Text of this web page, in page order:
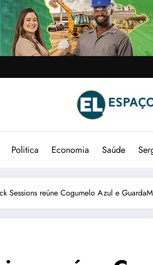
Politica Economia Saúde
Sessions reúne Cogumelo Azul e